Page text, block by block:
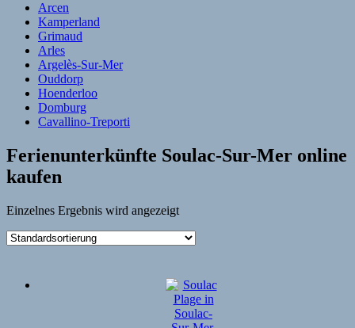
Arcen
Kamperland
Grimaud
Arles
Argelès-Sur-Mer
Ouddorp
Hoenderloo
Domburg
Cavallino-Treporti
Ferienunterkünfte Soulac-Sur-Mer online
kaufen
Einzelnes Ergebnis wird angezeigt